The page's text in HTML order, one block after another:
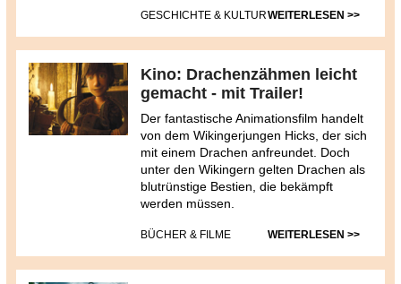
GESCHICHTE & KULTURWEITERLESEN >>
Kino: Drachenzähmen leicht
gemacht - mit Trailer!
Der fantastische Animationsfilm handelt
von dem Wikingerjungen Hicks, der sich
mit einem Drachen anfreundet. Doch
unter den Wikingern gelten Drachen als
blutrünstige Bestien, die bekämpft
werden müssen.
BÜCHER & FILME WEITERLESEN >>